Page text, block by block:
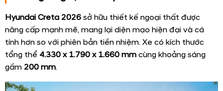
Hyundai Creta 2026 sở hữu thiết kế ngoại thất được
nâng cấp mạnh mẽ, mang lại diện mạo hiện đại và cá
tính hơn so với phiên bản tiền nhiệm. Xe có kích thước
tổng thể 4.330 x 1.790 x 1.660 mm cùng khoảng sáng
gầm 200 mm.